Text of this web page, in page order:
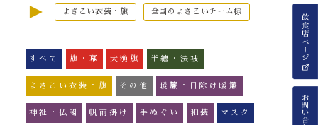
► よさこい衣装・旗 全国のよさこいチーム様
すべて 旗・幕 大漁旗 半纏・法被
よさこい衣装・旗 その他 暖簾・日除け暖簾
神社・仏閣 帆前掛け 手ぬぐい 和装 マスク